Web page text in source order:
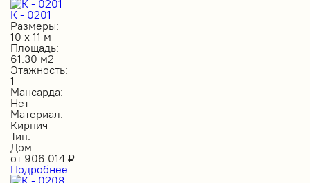
К - 0201
Размеры:
10 х 11 м
Площадь:
61.30 м2
Этажность:
1
Мансарда:
Нет
Материал:
Кирпич
Тип:
Дом
от 906 014 ₽
Подробнее